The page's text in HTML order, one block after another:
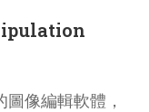
像編輯軟體，